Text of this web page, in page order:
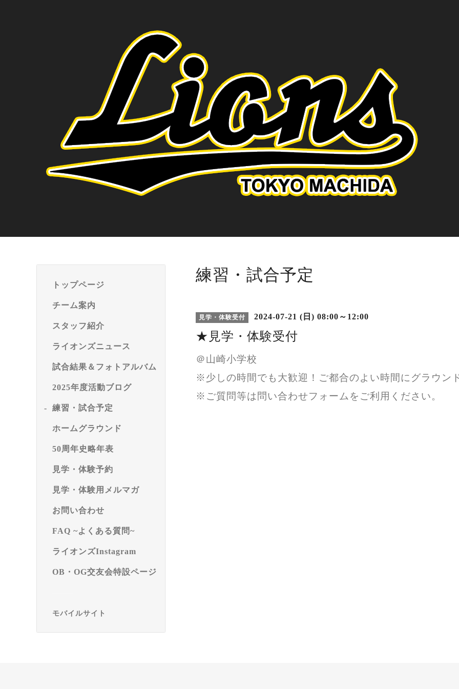
トップページ
チーム案内
スタッフ紹介
ライオンズニュース
試合結果＆フォトアルバム
2025年度活動ブログ
練習・試合予定
ホームグラウンド
50周年史略年表
見学・体験予約
見学・体験用メルマガ
お問い合わせ
FAQ ~よくある質問~
ライオンズInstagram
OB・OG交友会特設ページ
モバイルサイト
練習・試合予定
見学・体験受付 2024-07-21 (日) 08:00～12:00
★見学・体験受付
＠山崎小学校
※少しの時間でも大歓迎！ご都合のよい時間にグラウン
※ご質問等は問い合わせフォームをご利用ください。